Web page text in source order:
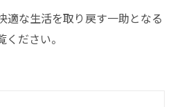
適な生活を取り戻す一助となる
ださい。